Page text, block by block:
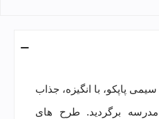
پاپکو، با انگیزه، جذاب
برگردید. طرح های